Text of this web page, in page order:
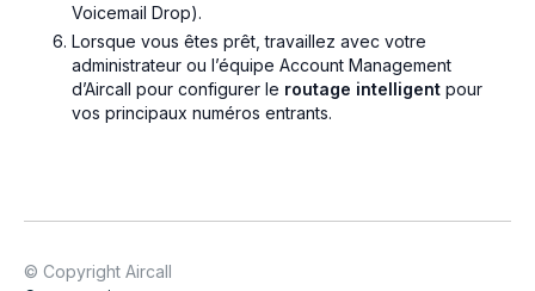
Voicemail Drop).
Lorsque vous êtes prêt, travaillez avec votre
administrateur ou l’équipe Account Management
d’Aircall pour configurer le routage intelligent pour
vos principaux numéros entrants.
© Copyright Aircall